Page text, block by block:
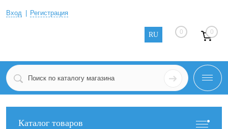
Вход Регистрация
RU 0 0
Каталог товаров